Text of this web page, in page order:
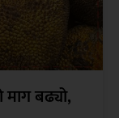
बढ्यो,